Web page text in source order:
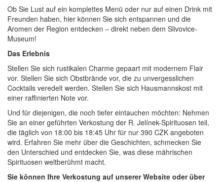
Ob Sie Lust auf ein komplettes Menü oder nur auf einen Drink mit
Freunden haben, hier können Sie sich entspannen und die
Aromen der Region entdecken – direkt neben dem Slivovice-
Museum!
Das Erlebnis
Stellen Sie sich rustikalen Charme gepaart mit modernem Flair
vor. Stellen Sie sich Obstbrände vor, die zu unvergesslichen
Cocktails veredelt werden. Stellen Sie sich Hausmannskost mit
einer raffinierten Note vor.
Und für diejenigen, die noch tiefer eintauchen möchten: Nehmen
Sie an einer geführten Verkostung der R. Jelínek-Spirituosen teil,
die täglich von 18:00 bis 18:45 Uhr für nur 390 CZK angeboten
wird. Erfahren Sie mehr über die Geschichten, schmecken Sie
den Unterschied und entdecken Sie, was diese mährischen
Spirituosen weltberühmt macht.
Sie können Ihre Verkostung auf unserer Website oder über